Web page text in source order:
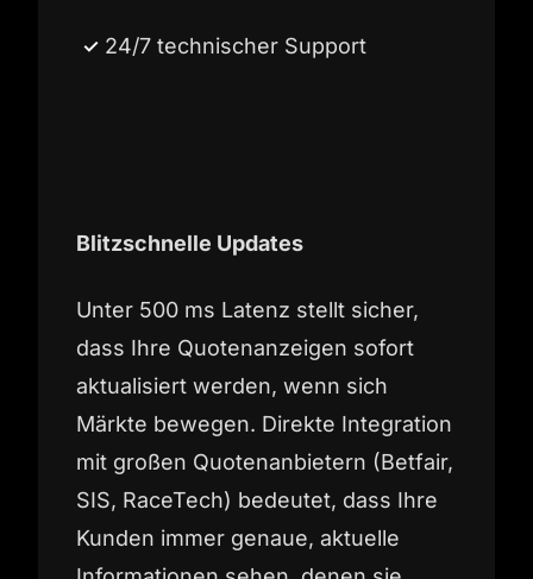
24/7 technischer Support
Blitzschnelle Updates
Unter 500 ms Latenz stellt sicher,
dass Ihre Quotenanzeigen sofort
aktualisiert werden, wenn sich
Märkte bewegen. Direkte Integration
mit großen Quotenanbietern (Betfair,
SIS, RaceTech) bedeutet, dass Ihre
Kunden immer genaue, aktuelle